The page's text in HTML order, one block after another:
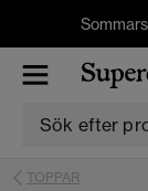
TOPPAR